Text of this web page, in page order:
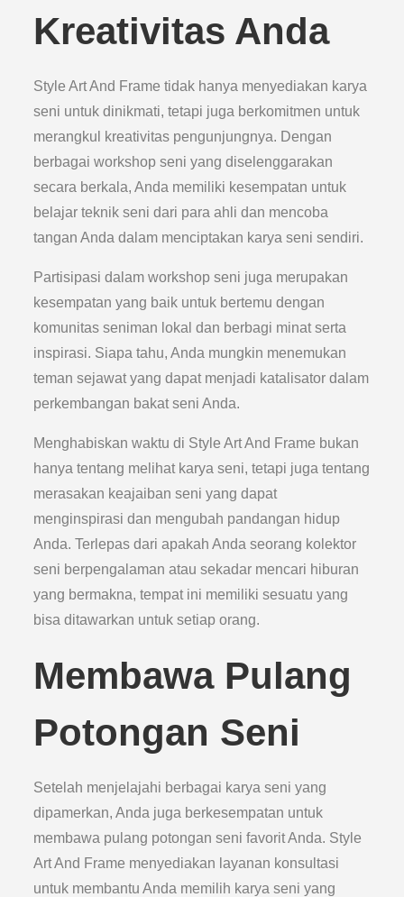
Kreativitas Anda
Style Art And Frame tidak hanya menyediakan karya
seni untuk dinikmati, tetapi juga berkomitmen untuk
merangkul kreativitas pengunjungnya. Dengan
berbagai workshop seni yang diselenggarakan
secara berkala, Anda memiliki kesempatan untuk
belajar teknik seni dari para ahli dan mencoba
tangan Anda dalam menciptakan karya seni sendiri.
Partisipasi dalam workshop seni juga merupakan
kesempatan yang baik untuk bertemu dengan
komunitas seniman lokal dan berbagi minat serta
inspirasi. Siapa tahu, Anda mungkin menemukan
teman sejawat yang dapat menjadi katalisator dalam
perkembangan bakat seni Anda.
Menghabiskan waktu di Style Art And Frame bukan
hanya tentang melihat karya seni, tetapi juga tentang
merasakan keajaiban seni yang dapat
menginspirasi dan mengubah pandangan hidup
Anda. Terlepas dari apakah Anda seorang kolektor
seni berpengalaman atau sekadar mencari hiburan
yang bermakna, tempat ini memiliki sesuatu yang
bisa ditawarkan untuk setiap orang.
Membawa Pulang
Potongan Seni
Setelah menjelajahi berbagai karya seni yang
dipamerkan, Anda juga berkesempatan untuk
membawa pulang potongan seni favorit Anda. Style
Art And Frame menyediakan layanan konsultasi
untuk membantu Anda memilih karya seni yang